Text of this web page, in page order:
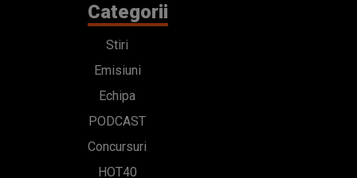
Categorii
Stiri
Emisiuni
Echipa
PODCAST
Concursuri
HOT40